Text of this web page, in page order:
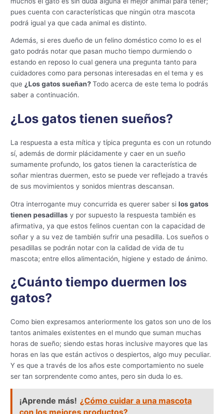
pues cuenta con características que ningún otra mascota
podrá igual ya que cada animal es distinto.
Además, si eres dueño de un felino doméstico como lo es el
gato podrás notar que pasan mucho tiempo durmiendo o
estando en reposo lo cual genera una pregunta tanto para
cuidadores como para personas interesadas en el tema y es
que¿Los gatos sueñan?Todo acerca de este tema lo podrás
saber a continuación.
¿Los gatos tienen sueños?
La respuesta a esta mítica y típica pregunta es con un rotundo
sí, además de dormir plácidamente y caer en un sueño
sumamente profundo, los gatos tienen la característica de
soñar mientras duermen, esto se puede ver reflejado a través
de sus movimientos y sonidos mientras descansan.
Otra interrogante muy concurrida es querer saber silos gatos
tienen pesadillas y por supuesto la respuesta también es
afirmativa, ya que estos felinos cuentan con la capacidad de
soñar y a su vez de también sufrir una pesadilla. Los sueños o
pesadillas se podrán notar con la calidad de vida de tu
mascota; entre ellos alimentación, higiene y estado de ánimo.
¿Cuánto tiempo duermen los
gatos?
Como bien expresamos anteriormente los gatos son uno de los
tantos animales existentes en el mundo que suman muchas
horas de sueño; siendo estas horas inclusive mayores que las
horas en las que están activos o despiertos, algo muy peculiar.
Y es que a través de los años este comportamiento no suele
ser tan sorprendente como antes, pero sin duda lo es.
¡Aprende más! ¿Cómo cuidar a una mascota